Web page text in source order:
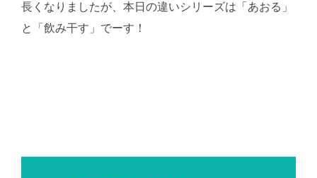
長くなりましたが、本日の違いシリーズは「あおる」
と「飲み干す」でーす！